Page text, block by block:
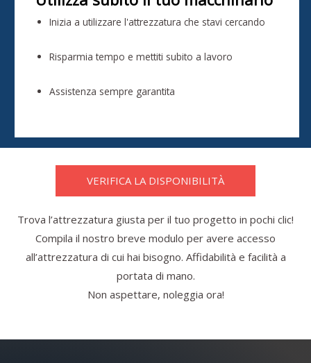
Inizia a utilizzare l'attrezzatura che stavi cercando
Risparmia tempo e mettiti subito a lavoro
Assistenza sempre garantita
VERIFICA LA DISPONIBILITÀ
Trova l’attrezzatura giusta per il tuo progetto in pochi clic!
Compila il nostro breve modulo per avere accesso
all’attrezzatura di cui hai bisogno. Affidabilità e facilità a
portata di mano.
Non aspettare, noleggia ora!